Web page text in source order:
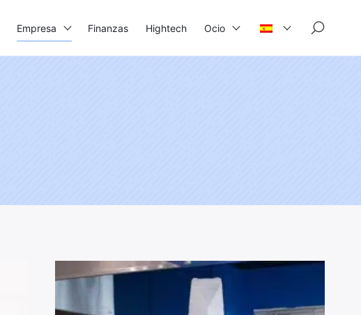
Empresa Finanzas Hightech Ocio
×